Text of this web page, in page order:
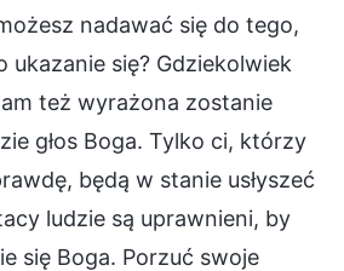
nadawać się do tego,
ukazanie się? Gdziekolwiek
też wyrażona zostanie
głos Boga. Tylko ci, którzy
będą w stanie usłyszeć
ludzie są uprawnieni, by
się Boga. Porzuć swoje